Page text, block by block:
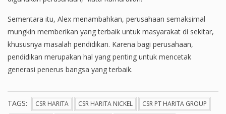
Sementara itu, Alex menambahkan, perusahaan semaksimal
mungkin memberikan yang terbaik untuk masyarakat di sekitar,
khususnya masalah pendidikan. Karena bagi perusahaan,
pendidikan merupakan hal yang penting untuk mencetak
generasi penerus bangsa yang terbaik.
TAGS: CSR HARITA CSR HARITA NICKEL
CSR PT HARITA GROUP